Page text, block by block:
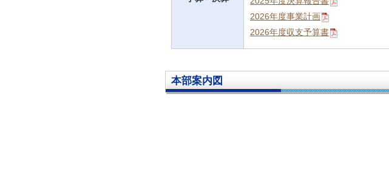
2026年度事業計画
2026年度収支予算書
本部案内図